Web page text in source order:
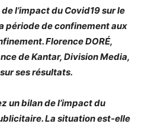
l’impact du Covid19 sur le
période de confinement aux
Florence DORÉ,
de Kantar, Division Media,
ses résultats.
un bilan de l’impact du
La situation est-elle